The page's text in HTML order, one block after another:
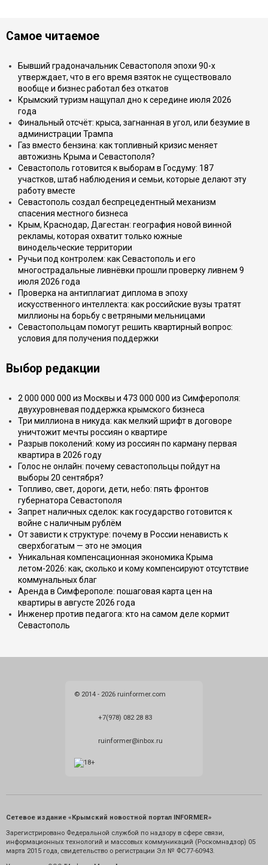
Самое читаемое
Бывший градоначальник Севастополя эпохи 90-х
утверждает, что в его время взяток не существовало
вообще и бизнес работал без откатов
Крымский туризм нащупал дно к середине июля 2026
года
Финальный отсчёт: крыса, загнанная в угол, или безумие в
администрации Трампа
Газ вместо бензина: как топливный кризис меняет
автожизнь Крыма и Севастополя?
Севастополь готовится к выборам в Госдуму: 187
участков, штаб наблюдения и семьи, которые делают эту
работу вместе
Севастополь создал беспрецедентный механизм
спасения местного бизнеса
Крым, Краснодар, Дагестан: география новой винной
рекламы, которая охватит только южные
винодельческие территории
Ручьи под контролем: как Севастополь и его
многострадальные ливнёвки прошли проверку ливнем 9
июля 2026 года
Проверка на антиплагиат диплома в эпоху
искусственного интеллекта: как российские вузы тратят
миллионы на борьбу с ветряными мельницами
Севастопольцам помогут решить квартирный вопрос:
условия для получения поддержки
Выбор редакции
2 000 000 000 из Москвы и 473 000 000 из Симферополя:
двухуровневая поддержка крымского бизнеса
Три миллиона в никуда: как мелкий шрифт в договоре
уничтожит мечты россиян о квартире
Разрыв поколений: кому из россиян по карману первая
квартира в 2026 году
Голос не онлайн: почему севастопольцы пойдут на
выборы 20 сентября?
Топливо, свет, дороги, дети, небо: пять фронтов
губернатора Севастополя
Запрет наличных сделок: как государство готовится к
войне с наличным рублём
От зависти к структуре: почему в России ненависть к
сверхбогатым — это не эмоция
Уникальная компенсационная экономика Крыма
летом-2026: как, сколько и кому компенсируют отсутствие
коммунальных благ
Аренда в Симферополе: пошаговая карта цен на
квартиры в августе 2026 года
Инженер против педагога: кто на самом деле кормит
Севастополь
© 2014 - 2026 ruinformer.com
+7(978) 082 28 83
ruinformer@inbox.ru
Сетевое издание «Крымский новостной портал INFORMER»
Зарегистрировано Федеральной службой по надзору в сфере связи,
информационных технологий и массовых коммуникаций (Роскомнадзор) 05
марта 2015 года, свидетельство о регистрации Эл № ФС77-60943.